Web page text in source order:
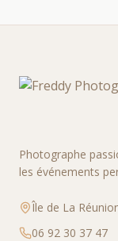
Photographe
les événements
Île de La
06 92 30 37 47